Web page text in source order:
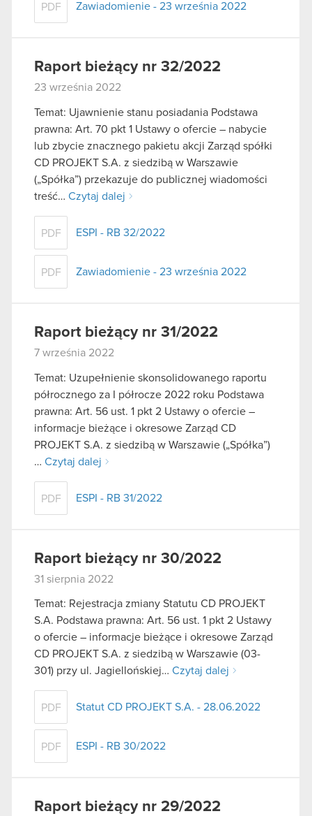
PDF Zawiadomienie - 23 września 2022
Raport bieżący nr 32/2022
23 września 2022
Temat: Ujawnienie stanu posiadania Podstawa
prawna: Art. 70 pkt 1 Ustawy o ofercie – nabycie
lub zbycie znacznego pakietu akcji Zarząd spółki
CD PROJEKT S.A. z siedzibą w Warszawie
(„Spółka”) przekazuje do publicznej wiadomości
treść… Czytaj dalej
PDF ESPI - RB 32/2022
PDF Zawiadomienie - 23 września 2022
Raport bieżący nr 31/2022
7 września 2022
Temat: Uzupełnienie skonsolidowanego raportu
półrocznego za I półrocze 2022 roku Podstawa
prawna: Art. 56 ust. 1 pkt 2 Ustawy o ofercie –
informacje bieżące i okresowe Zarząd CD
PROJEKT S.A. z siedzibą w Warszawie („Spółka”)
… Czytaj dalej
PDF ESPI - RB 31/2022
Raport bieżący nr 30/2022
31 sierpnia 2022
Temat: Rejestracja zmiany Statutu CD PROJEKT
S.A. Podstawa prawna: Art. 56 ust. 1 pkt 2 Ustawy
o ofercie – informacje bieżące i okresowe Zarząd
CD PROJEKT S.A. z siedzibą w Warszawie (03-
301) przy ul. Jagiellońskiej… Czytaj dalej
PDF Statut CD PROJEKT S.A. - 28.06.2022
PDF ESPI - RB 30/2022
Raport bieżący nr 29/2022